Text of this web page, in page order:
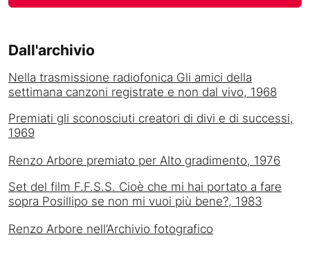
Dall'archivio
Nella trasmissione radiofonica Gli amici della
settimana canzoni registrate e non dal vivo, 1968
Premiati gli sconosciuti creatori di divi e di successi,
1969
Renzo Arbore premiato per Alto gradimento, 1976
Set del film F.F.S.S. Cioè che mi hai portato a fare
sopra Posillipo se non mi vuoi più bene?, 1983
Renzo Arbore nell’Archivio fotografico